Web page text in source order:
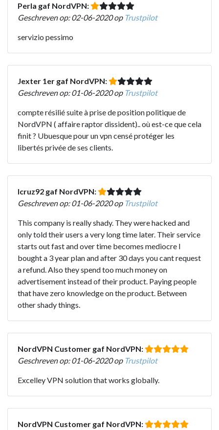
Perla gaf NordVPN:
Geschreven op: 02-06-2020 op Trustpilot
servizio pessimo
Jexter 1er gaf NordVPN:
Geschreven op: 01-06-2020 op Trustpilot
compte résilié suite à prise de position politique de
NordVPN ( affaire raptor dissident).. où est-ce que cela
finit ? Ubuesque pour un vpn censé protéger les
libertés privée de ses clients.
Icruz92 gaf NordVPN:
Geschreven op: 01-06-2020 op Trustpilot
This company is really shady. They were hacked and
only told their users a very long time later. Their service
starts out fast and over time becomes mediocre I
bought a 3 year plan and after 30 days you cant request
a refund. Also they spend too much money on
advertisement instead of their product. Paying people
that have zero knowledge on the product. Between
other shady things.
NordVPN Customer gaf NordVPN:
Geschreven op: 01-06-2020 op Trustpilot
Excelley VPN solution that works globally.
NordVPN Customer gaf NordVPN: